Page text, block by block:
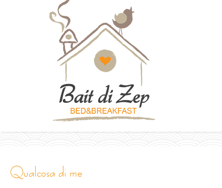
qualcosa di me